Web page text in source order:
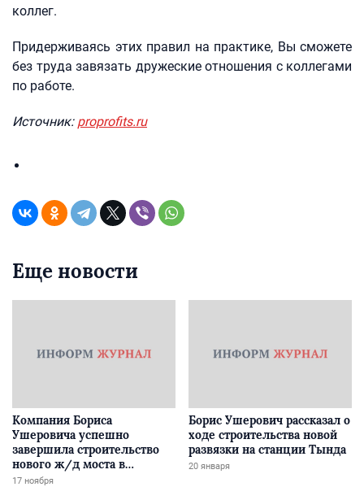
коллег.
Придерживаясь этих правил на практике, Вы сможете
без труда завязать дружеские отношения с коллегами
по работе.
Источник: proprofits.ru
Еще новости
Компания Бориса
Ушеровича успешно
завершила строительство
нового ж/д моста в
Забайкалье
17 ноября
Борис Ушерович рассказал о
ходе строительства новой
развязки на станции Тында
20 января